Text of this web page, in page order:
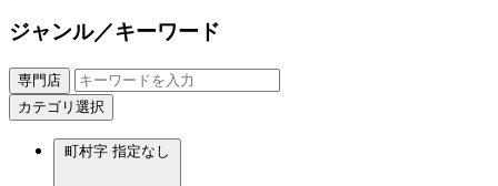
ジャンル／キーワード
専門店
カテゴリ選択
町村字 指定なし